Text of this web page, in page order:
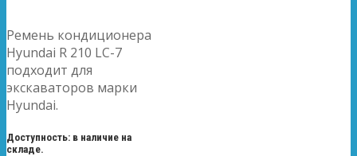
Ремень кондиционера
Hyundai R 210 LC-7
подходит для
экскаваторов марки
Hyundai.
Доступность: в наличие на
складе.